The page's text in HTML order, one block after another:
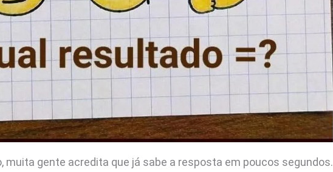
muita gente acredita que já sabe a resposta em poucos segundos.